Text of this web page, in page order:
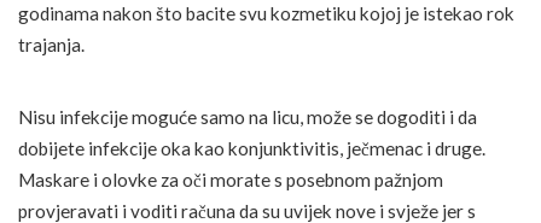
godinama nakon što bacite svu kozmetiku kojoj je istekao rok
trajanja.
Nisu infekcije moguće samo na licu, može se dogoditi i da
dobijete infekcije oka kao konjunktivitis, ječmenac i druge.
Maskare i olovke za oči morate s posebnom pažnjom
provjeravati i voditi računa da su uvijek nove i svježe jer s